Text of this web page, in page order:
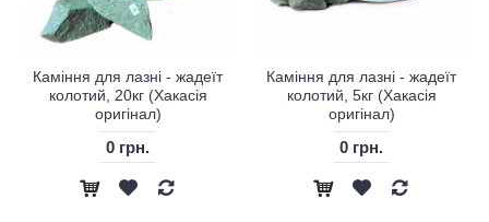
Каміння для лазні - жадеїт
колотий, 20кг (Хакасія
оригінал)
0 грн.
Каміння для лазні - жадеїт
колотий, 5кг (Хакасія
оригінал)
0 грн.